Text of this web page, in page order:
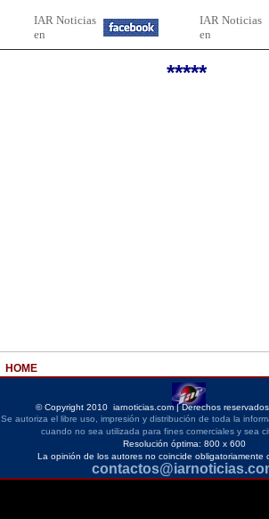
IAR Noticias
en
IAR Noticias
en
*****
HOME
© Copyright 2010 iarnoticias.com | Derechos
Se autoriza el libre uso, impresión y distribución de toda la
cuando no sea utilizada para fines comerciales y sea
Resolución óptima: 800 x 600
La opinión de los autores no coincide obligatoriamente